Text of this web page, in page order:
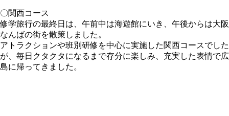
〇関西コース
修学旅行の最終日は、午前中は海遊館にいき、午後からは大阪
なんばの街を散策しました。
アトラクションや班別研修を中心に実施した関西コースでした
が、毎日クタクタになるまで存分に楽しみ、充実した表情で広
島に帰ってきました。